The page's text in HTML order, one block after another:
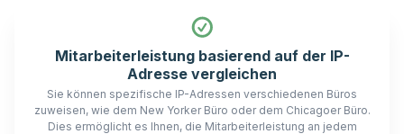
Mitarbeiterleistung basierend auf der IP-
Adresse vergleichen
Sie können spezifische IP-Adressen verschiedenen Büros
zuweisen, wie dem New Yorker Büro oder dem Chicagoer Büro.
Dies ermöglicht es Ihnen, die Mitarbeiterleistung an jedem